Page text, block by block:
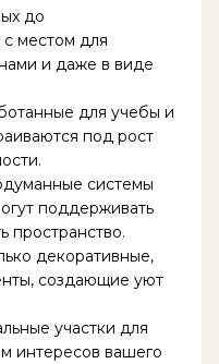
до
местом для
и даже в виде
для учебы и
под рост
системы
поддерживать
пространство.
декоративные,
создающие уют
участки для
интересов вашего